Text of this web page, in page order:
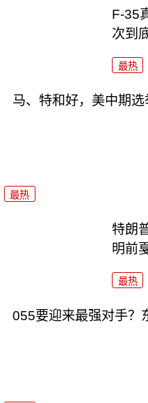
F-35
次到
最热
马、特和好，美中期选
最热
特朗
明前
最热
055要迎来最强对手？